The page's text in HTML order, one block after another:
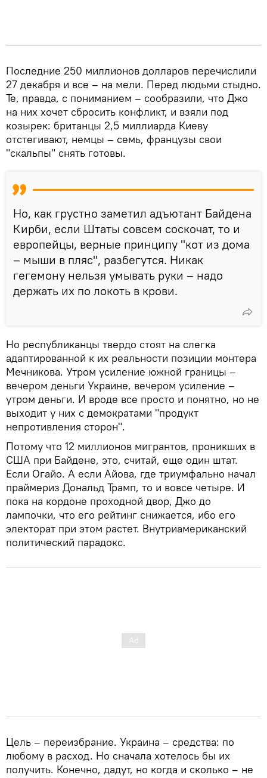
Последние 250 миллионов долларов перечислили
27 декабря и все – на мели. Перед людьми стыдно.
Те, правда, с пониманием – сообразили, что Джо
на них хочет сбросить конфликт, и взяли под
козырек: британцы 2,5 миллиарда Киеву
отстегивают, немцы – семь, французы свои
"скальпы" снять готовы.
Но, как грустно заметил адъютант Байдена
Кирби, если Штаты совсем соскочат, то и
европейцы, верные принципу "кот из дома
– мыши в пляс", разбегутся. Никак
гегемону нельзя умывать руки – надо
держать их по локоть в крови.
Но республиканцы твердо стоят на слегка
адаптированной к их реальности позиции монтера
Мечникова. Утром усиление южной границы –
вечером деньги Украине, вечером усиление –
утром деньги. И вроде все просто и понятно, но не
выходит у них с демократами "продукт
непротивления сторон".
Потому что 12 миллионов мигрантов, проникших в
США при Байдене, это, считай, еще один штат.
Если Огайо. А если Айова, где триумфально начал
праймериз Дональд Трамп, то и вовсе четыре. И
пока на кордоне проходной двор, Джо до
лампочки, что его рейтинг снижается, ибо его
электорат при этом растет. Внутриамериканский
политический парадокс.
Цель – переизбрание. Украина – средства: по
любому в расход. Но сначала хотелось бы их
получить. Конечно, дадут, но когда и сколько – не